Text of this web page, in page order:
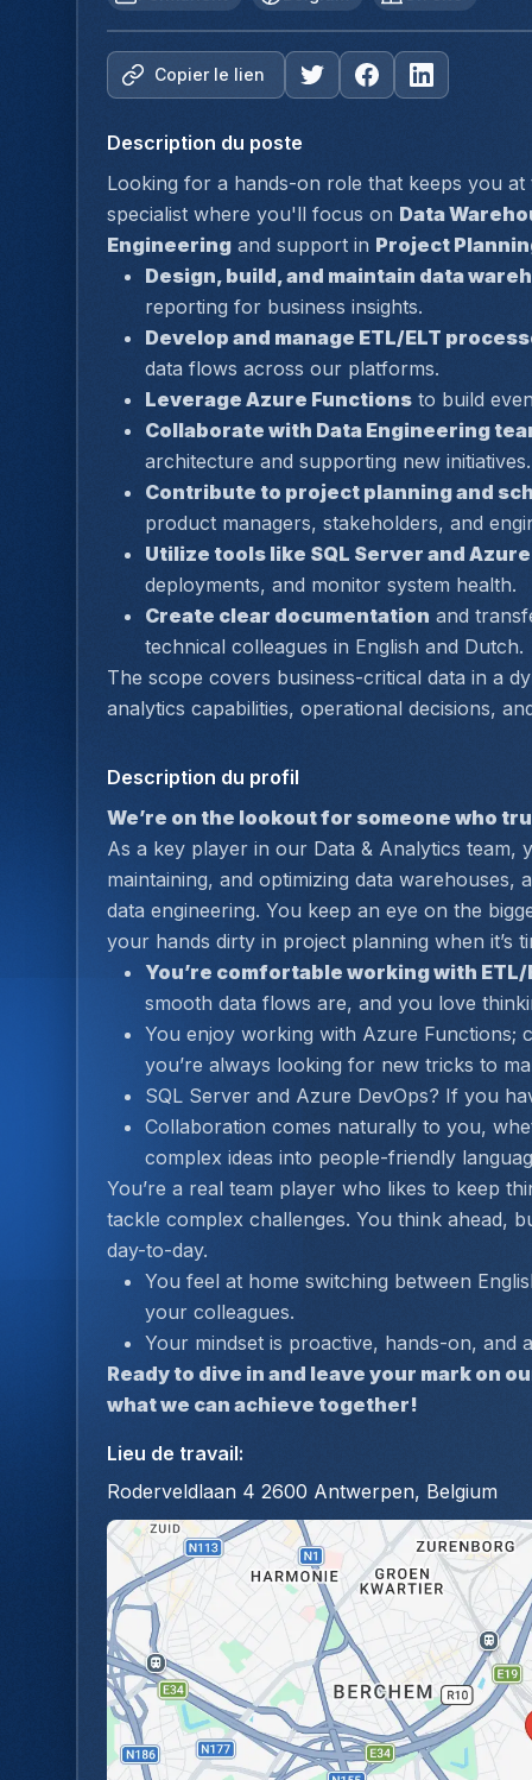
Copier le lien
Description du poste
Looking for a hands-on role that keeps you
specialist where you'll focus on Data
Engineering and support in Project
Design, build, and maintain data
reporting for business insights.
Develop and manage ETL/ELT
data flows across our platforms.
Leverage Azure Functions to build
Collaborate with Data Engineering
architecture and supporting new initiatives.
Contribute to project planning and
product managers, stakeholders, and
Utilize tools like SQL Server and
deployments, and monitor system health.
Create clear documentation and
technical colleagues in English and Dutch.
The scope covers business-critical data in a
analytics capabilities, operational decisions,
Description du profil
We’re on the lookout for someone who
As a key player in our Data & Analytics team,
maintaining, and optimizing data
data engineering. You keep an eye on the
your hands dirty in project planning when it’s
You’re comfortable working with
smooth data flows are, and you love
You enjoy working with Azure Functions;
you’re always looking for new tricks to
SQL Server and Azure DevOps? If you
Collaboration comes naturally to you,
complex ideas into people-friendly
You’re a real team player who likes to keep
tackle complex challenges. You think ahead,
day-to-day.
You feel at home switching between
your colleagues.
Your mindset is proactive, hands-on, and
Ready to dive in and leave your mark on
what we can achieve together!
Lieu de travail:
Roderveldlaan 4 2600 Antwerpen, Belgium